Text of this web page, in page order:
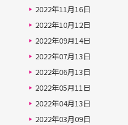
2022年11月16日
2022年10月12日
2022年09月14日
2022年07月13日
2022年06月13日
2022年05月11日
2022年04月13日
2022年03月09日